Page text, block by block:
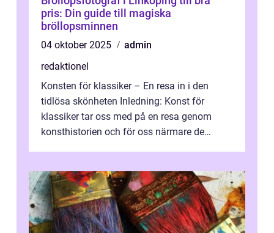
pris: Din guide till magiska
bröllopsminnen
04 oktober 2025
admin
redaktionel
Konsten för klassiker – En resa in i den
tidlösa skönheten Inledning: Konst för
klassiker tar oss med på en resa genom
konsthistorien och för oss närmare de